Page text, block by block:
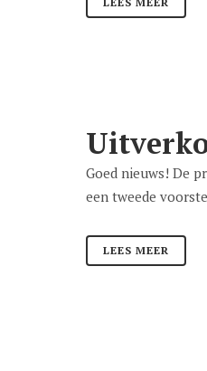
Goed nieuws! De
een tweede
LEES MEER